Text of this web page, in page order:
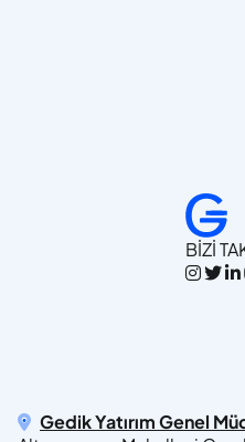
BİZİ
Gedik Yatırım Genel